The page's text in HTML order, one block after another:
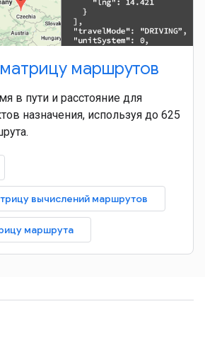
маршрутов
в пути и расстояние для
назначения, используя до 625
вычислений маршрутов
маршрута